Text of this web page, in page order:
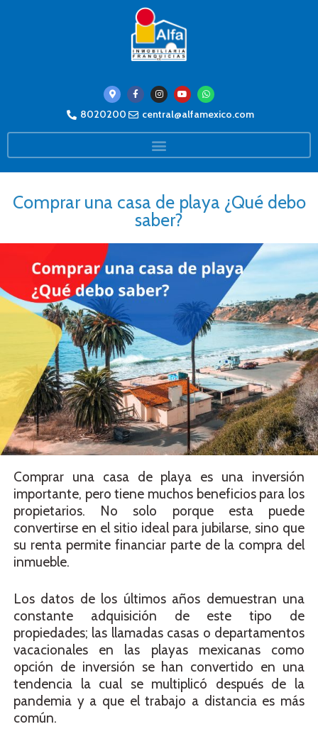
8020200 central@alfamexico.com
Comprar una casa de playa ¿Qué debo
saber?
Comprar una casa de playa es una inversión
importante, pero tiene muchos beneficios para los
propietarios. No solo porque esta puede
convertirse en el sitio ideal para jubilarse, sino que
su renta permite financiar parte de la compra del
inmueble.
Los datos de los últimos años demuestran una
constante adquisición de este tipo de
propiedades; las llamadas casas o departamentos
vacacionales en las playas mexicanas como
opción de inversión se han convertido en una
tendencia la cual se multiplicó después de la
pandemia y a que el trabajo a distancia es más
común.